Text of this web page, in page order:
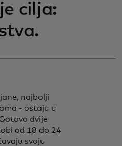
cilja:
najbolji
- ostaju u
dvije
od 18 do 24
svoju